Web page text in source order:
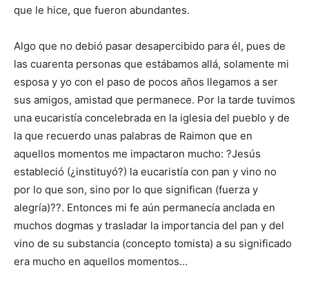
que le hice, que fueron abundantes.
Algo que no debió pasar desapercibido para él, pues de
las cuarenta personas que estábamos allá, solamente mi
esposa y yo con el paso de pocos años llegamos a ser
sus amigos, amistad que permanece. Por la tarde tuvimos
una eucaristía concelebrada en la iglesia del pueblo y de
la que recuerdo unas palabras de Raimon que en
aquellos momentos me impactaron mucho: ?Jesús
estableció (¿instituyó?) la eucaristía con pan y vino no
por lo que son, sino por lo que significan (fuerza y
alegría)??. Entonces mi fe aún permanecía anclada en
muchos dogmas y trasladar la importancia del pan y del
vino de su substancia (concepto tomista) a su significado
era mucho en aquellos momentos…